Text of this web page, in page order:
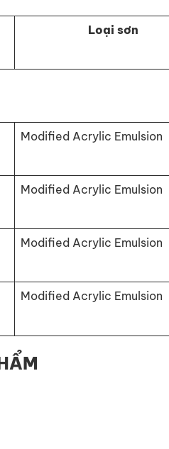
Loại sơn
Modified Acrylic Emulsion
Modified Acrylic Emulsion
Modified Acrylic Emulsion
Modified Acrylic Emulsion